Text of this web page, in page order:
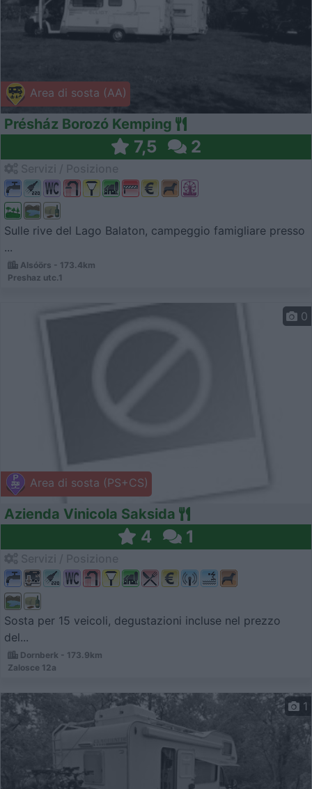
Area di sosta (AA)
Présház Borozó Kemping
7,5 2
Sulle rive del Lago Balaton, campeggio famigliare presso
...
Alsóörs - 173.4km
Preshaz utc.1
Area di sosta (PS+CS)
0
Azienda Vinicola Saksida
4 1
Sosta per 15 veicoli, degustazioni incluse nel prezzo
del...
Dornberk - 173.9km
Zalosce 12a
1